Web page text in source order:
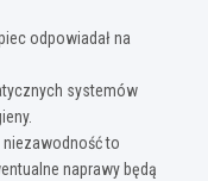
odpowiadał na
systemów
to
naprawy będą